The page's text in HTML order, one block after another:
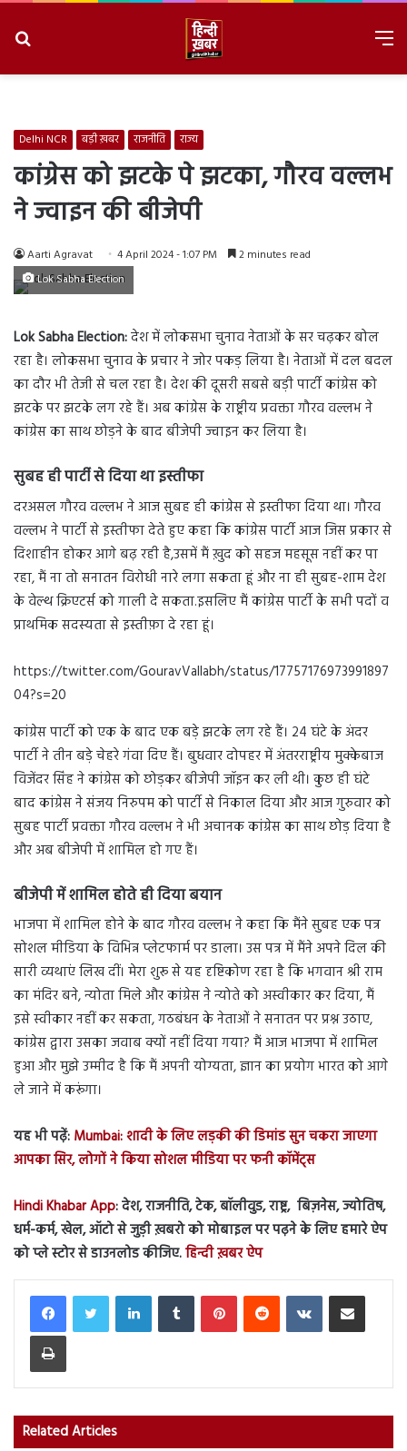
Delhi NCR बड़ी ख़बर राजनीति राज्य
कांग्रेस को झटके पे झटका, गौरव वल्लभ
ने ज्वाइन की बीजेपी
Aarti Agravat 4 April 2024 - 1:07 PM 2 minutes read
Lok Sabha Election
Lok Sabha Election:देश में लोकसभा चुनाव नेताओं के सर चढ़कर बोल
रहा है। लोकसभा चुनाव के प्रचार ने जोर पकड़ लिया है। नेताओं में दल बदल
का दौर भी तेजी से चल रहा है। देश की दूसरी सबसे बड़ी पार्टी कांग्रेस को
झटके पर झटके लग रहे हैं। अब कांग्रेस के राष्ट्रीय प्रवक्ता गौरव वल्लभ ने
कांग्रेस का साथ छोड़ने के बाद बीजेपी ज्वाइन कर लिया है।
सुबह ही पार्टी से दिया था इस्तीफा
दरअसल गौरव वल्लभ ने आज सुबह ही कांग्रेस से इस्तीफा दिया था। गौरव
वल्लभ ने पार्टी से इस्तीफा देते हुए कहा कि कांग्रेस पार्टी आज जिस प्रकार से
दिशाहीन होकर आगे बढ़ रही है,उसमें मैं ख़ुद को सहज महसूस नहीं कर पा
रहा, मैं ना तो सनातन विरोधी नारे लगा सकता हूं और ना ही सुबह-शाम देश
के वेल्थ क्रिएटर्स को गाली दे सकता.इसलिए मैं कांग्रेस पार्टी के सभी पदों व
प्राथमिक सदस्यता से इस्तीफ़ा दे रहा हूं।
https://twitter.com/GouravVallabh/status/17757176973991897
04?s=20
कांग्रेस पार्टी को एक के बाद एक बड़े झटके लग रहे हैं। 24 घंटे के अंदर
पार्टी ने तीन बड़े चेहरे गंवा दिए हैं। बुधवार दोपहर में अंतरराष्ट्रीय मुक्केबाज
विजेंदर सिंह ने कांग्रेस को छोड़कर बीजेपी जॉइन कर ली थी। कुछ ही घंटे
बाद कांग्रेस ने संजय निरुपम को पार्टी से निकाल दिया और आज गुरुवार को
सुबह पार्टी प्रवक्ता गौरव वल्लभ ने भी अचानक कांग्रेस का साथ छोड़ दिया है
और अब बीजेपी में शामिल हो गए हैं।
बीजेपी में शामिल होते ही दिया बयान
भाजपा में शामिल होने के बाद गौरव वल्लभ ने कहा कि मैंने सुबह एक पत्र
सोशल मीडिया के विभिन्न प्लेटफार्म पर डाला। उस पत्र में मैंने अपने दिल की
सारी व्यथाएं लिख दीं। मेरा शुरू से यह दृष्टिकोण रहा है कि भगवान श्री राम
का मंदिर बने, न्योता मिले और कांग्रेस ने न्योते को अस्वीकार कर दिया, मैं
इसे स्वीकार नहीं कर सकता, गठबंधन के नेताओं ने सनातन पर प्रश्न उठाए,
कांग्रेस द्वारा उसका जवाब क्यों नहीं दिया गया? मैं आज भाजपा में शामिल
हुआ और मुझे उम्मीद है कि मैं अपनी योग्यता, ज्ञान का प्रयोग भारत को आगे
ले जाने में करूंगा।
यह भी पढ़ें: Mumbai: शादी के लिए लड़की की डिमांड सुन चकरा जाएगा
आपका सिर, लोगों ने किया सोशल मीडिया पर फनी कॉमेंट्स
Hindi Khabar App: देश, राजनीति, टेक, बॉलीवुड, राष्ट्र, बिज़नेस, ज्योतिष,
धर्म-कर्म, खेल, ऑटो से जुड़ी ख़बरो को मोबाइल पर पढ़ने के लिए हमारे ऐप
को प्ले स्टोर से डाउनलोड कीजिए.हिन्दी ख़बर ऐप
LinkedInTumblr PinterestReddit VKontakteShare via Email
Print
Related Articles